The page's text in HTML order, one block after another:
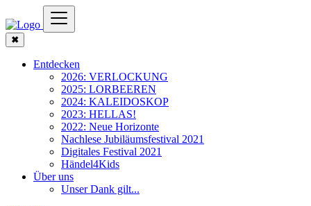
✖
Entdecken
2026: VERLOCKUNG
2025: LORBEEREN
2024: KALEIDOSKOP
2023: HELLAS!
2022: Neue Horizonte
Nachlese Jubiläumsfestival 2021
Digitales Festival 2021
Händel4Kids
Über uns
Unser Dank gilt...